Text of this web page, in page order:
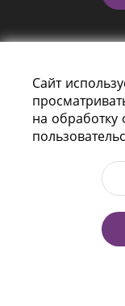
Пр-т
г. Минск,
Тел.: (+375
Эл. почта:
Сайт
на обработку